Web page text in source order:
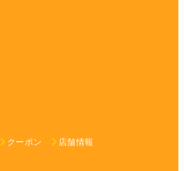
クーポン 店舗情報